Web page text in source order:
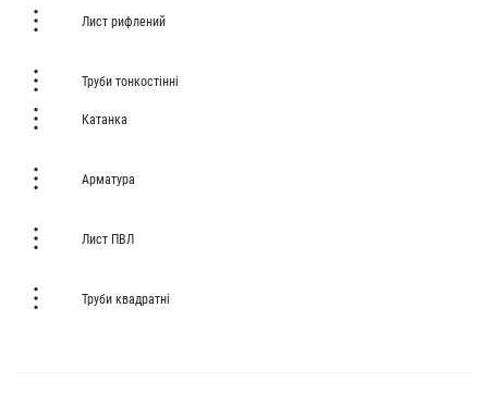
Лист рифлений
Труби тонкостінні
Катанка
Арматура
Лист ПВЛ
Труби квадратні